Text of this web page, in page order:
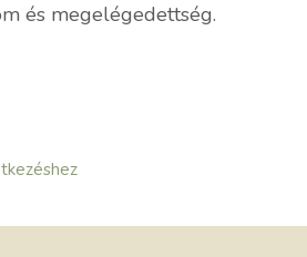
és megelégedettség.